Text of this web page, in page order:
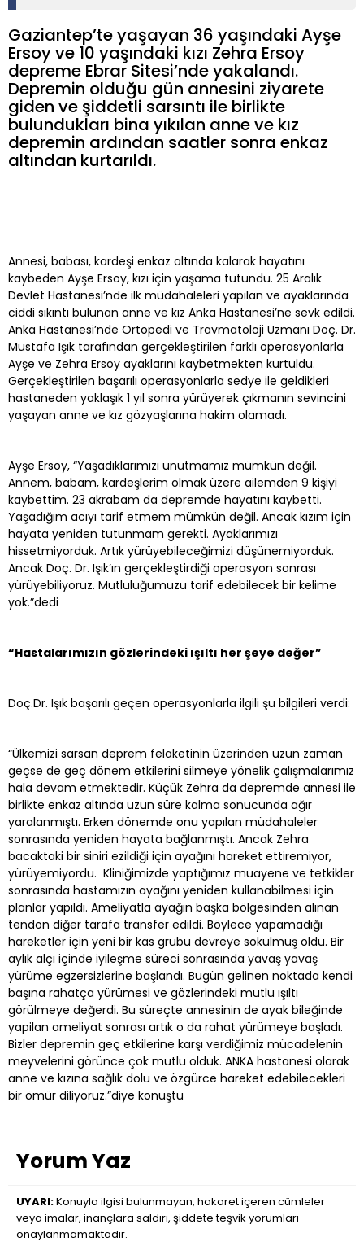
Gaziantep’te yaşayan 36 yaşındaki Ayşe
Ersoy ve 10 yaşındaki kızı Zehra Ersoy
depreme Ebrar Sitesi’nde yakalandı.
Depremin olduğu gün annesini ziyarete
giden ve şiddetli sarsıntı ile birlikte
bulundukları bina yıkılan anne ve kız
depremin ardından saatler sonra enkaz
altından kurtarıldı.
Annesi, babası, kardeşi enkaz altında kalarak hayatını
kaybeden Ayşe Ersoy, kızı için yaşama tutundu. 25 Aralık
Devlet Hastanesi’nde ilk müdahaleleri yapılan ve ayaklarında
ciddi sıkıntı bulunan anne ve kız Anka Hastanesi’ne sevk edildi.
Anka Hastanesi’nde Ortopedi ve Travmatoloji Uzmanı Doç. Dr.
Mustafa Işık tarafından gerçekleştirilen farklı operasyonlarla
Ayşe ve Zehra Ersoy ayaklarını kaybetmekten kurtuldu.
Gerçekleştirilen başarılı operasyonlarla sedye ile geldikleri
hastaneden yaklaşık 1 yıl sonra yürüyerek çıkmanın sevincini
yaşayan anne ve kız gözyaşlarına hakim olamadı.
Ayşe Ersoy, “Yaşadıklarımızı unutmamız mümkün değil.
Annem, babam, kardeşlerim olmak üzere ailemden 9 kişiyi
kaybettim. 23 akrabam da depremde hayatını kaybetti.
Yaşadığım acıyı tarif etmem mümkün değil. Ancak kızım için
hayata yeniden tutunmam gerekti. Ayaklarımızı
hissetmiyorduk. Artık yürüyebileceğimizi düşünemiyorduk.
Ancak Doç. Dr. Işık’ın gerçekleştirdiği operasyon sonrası
yürüyebiliyoruz. Mutluluğumuzu tarif edebilecek bir kelime
yok.”dedi
“Hastalarımızın gözlerindeki ışıltı her şeye değer”
Doç.Dr. Işık başarılı geçen operasyonlarla ilgili şu bilgileri verdi:
“Ülkemizi sarsan deprem felaketinin üzerinden uzun zaman
geçse de geç dönem etkilerini silmeye yönelik çalışmalarımız
hala devam etmektedir. Küçük Zehra da depremde annesi ile
birlikte enkaz altında uzun süre kalma sonucunda ağır
yaralanmıştı. Erken dönemde onu yapılan müdahaleler
sonrasında yeniden hayata bağlanmıştı. Ancak Zehra
bacaktaki bir siniri ezildiği için ayağını hareket ettiremiyor,
yürüyemiyordu. Kliniğimizde yaptığımız muayene ve tetkikler
sonrasında hastamızın ayağını yeniden kullanabilmesi için
planlar yapıldı. Ameliyatla ayağın başka bölgesinden alınan
tendon diğer tarafa transfer edildi. Böylece yapamadığı
hareketler için yeni bir kas grubu devreye sokulmuş oldu. Bir
aylık alçı içinde iyileşme süreci sonrasında yavaş yavaş
yürüme egzersizlerine başlandı. Bugün gelinen noktada kendi
başına rahatça yürümesi ve gözlerindeki mutlu ışıltı
görülmeye değerdi. Bu süreçte annesinin de ayak bileğinde
yapilan ameliyat sonrası artık o da rahat yürümeye başladı.
Bizler depremin geç etkilerine karşı verdiğimiz mücadelenin
meyvelerini görünce çok mutlu olduk. ANKA hastanesi olarak
anne ve kızına sağlık dolu ve özgürce hareket edebilecekleri
bir ömür diliyoruz.”diye konuştu
Yorum Yaz
UYARI:Konuyla ilgisi bulunmayan, hakaret içeren cümleler
veya imalar, inançlara saldırı, şiddete teşvik yorumları
onaylanmamaktadır.